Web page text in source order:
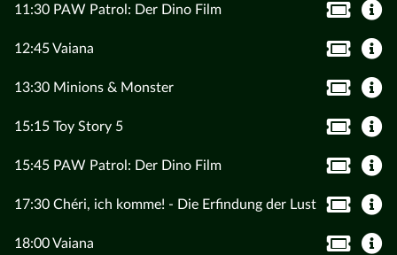
11:30 PAW Patrol: Der Dino Film
12:45 Vaiana
13:30 Minions & Monster
15:15 Toy Story 5
15:45 PAW Patrol: Der Dino Film
17:30 Chéri, ich komme! - Die Erfindung der Lust
18:00 Vaiana